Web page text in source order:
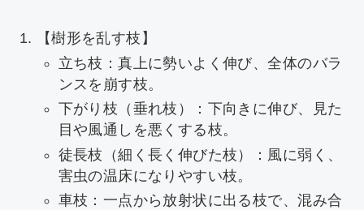
【樹形を乱す枝】
立ち枝：真上に勢いよく伸び、全体のバラ
ンスを崩す枝。
下がり枝（垂れ枝）：下向きに伸び、見た
目や風通しを悪くする枝。
徒長枝（細く長く伸びた枝）：風に弱く、
害虫の温床になりやすい枝。
車枝：一点から放射状に出る枝で、混み合